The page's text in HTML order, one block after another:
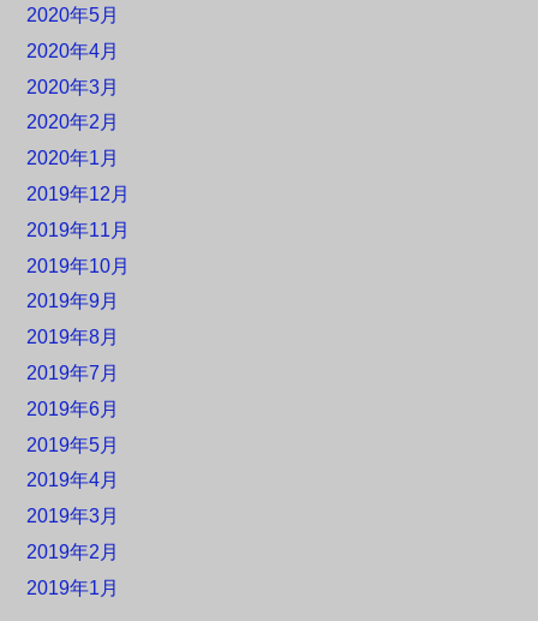
2020年5月
2020年4月
2020年3月
2020年2月
2020年1月
2019年12月
2019年11月
2019年10月
2019年9月
2019年8月
2019年7月
2019年6月
2019年5月
2019年4月
2019年3月
2019年2月
2019年1月